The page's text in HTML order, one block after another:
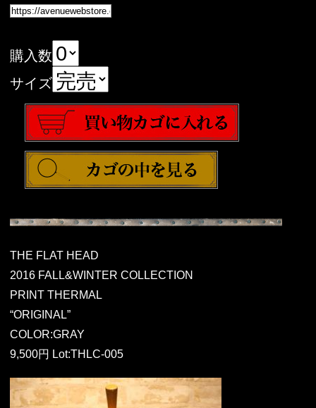
購入数
サイズ
THE FLAT HEAD
2016 FALL&WINTER COLLECTION
PRINT THERMAL
“ORIGINAL”
COLOR:GRAY
9,500円 Lot:THLC-005